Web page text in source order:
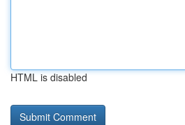
HTML is disabled